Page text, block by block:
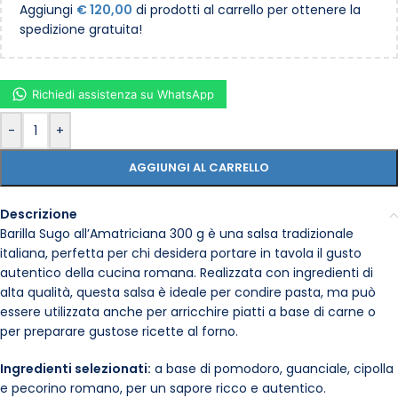
Aggiungi €120,00 di prodotti al carrello per ottenere la
spedizione gratuita!
- +
AGGIUNGI AL CARRELLO
Richiedi assistenza su WhatsApp
Descrizione
Barilla Sugo all’Amatriciana 300 g è una salsa tradizionale
italiana, perfetta per chi desidera portare in tavola il gusto
autentico della cucina romana. Realizzata con ingredienti di
alta qualità, questa salsa è ideale per condire pasta, ma può
essere utilizzata anche per arricchire piatti a base di carne o
per preparare gustose ricette al forno.
Ingredienti selezionati: a base di pomodoro, guanciale, cipolla
e pecorino romano, per un sapore ricco e autentico.